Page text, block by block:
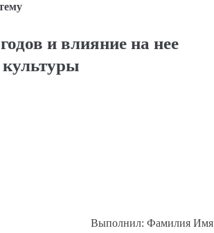
и влияние на нее
культуры
Выполнил: Фамилия Имя